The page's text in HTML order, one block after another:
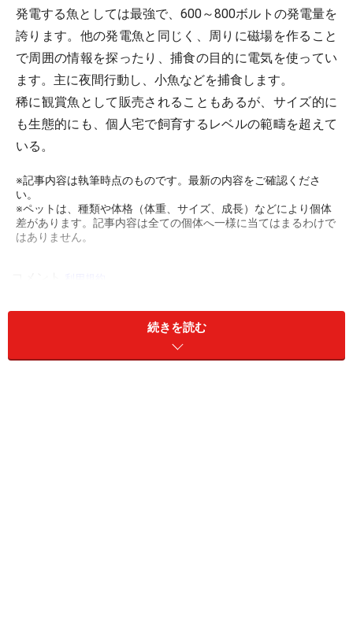
発電する魚としては最強で、600～800ボルトの発電量を
誇ります。他の発電魚と同じく、周りに磁場を作ること
で周囲の情報を探ったり、捕食の目的に電気を使ってい
ます。主に夜間行動し、小魚などを捕食します。
稀に観賞魚として販売されることもあるが、サイズ的に
も生態的にも、個人宅で飼育するレベルの範疇を超えて
いる。
※記事内容は執筆時点のものです。最新の内容をご確認くださ
い。
※ペットは、種類や体格（体重、サイズ、成長）などにより個体
差があります。記事内容は全ての個体へ一様に当てはまるわけで
はありません。
続きを読む